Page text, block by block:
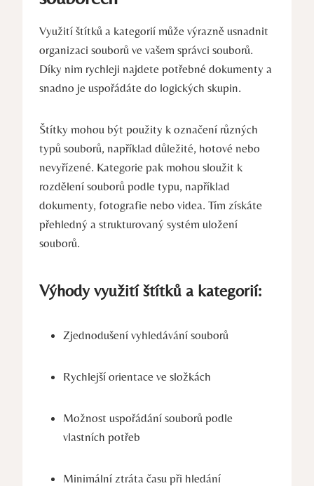
Využití štítků a kategorií může výrazně usnadnit
organizaci souborů ve vašem správci souborů.
Díky nim rychleji najdete potřebné dokumenty a
snadno je uspořádáte do logických skupin.
Štítky mohou být použity k označení různých
typů souborů, například důležité, hotové nebo
nevyřízené. Kategorie pak mohou sloužit k
rozdělení souborů podle typu, například
dokumenty, fotografie nebo videa. Tím získáte
přehledný a strukturovaný systém uložení
souborů.
Výhody využití štítků a kategorií:
Zjednodušení vyhledávání souborů
Rychlejší orientace ve složkách
Možnost uspořádání souborů podle
vlastních potřeb
Minimální ztráta času při hledání